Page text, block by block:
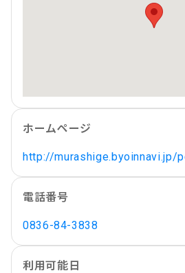
ホームページ
http://murashige.byoinnavi.jp/
電話番号
0836-84-3838
利用可能日